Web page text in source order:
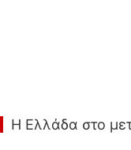
Η Ελλάδα στο